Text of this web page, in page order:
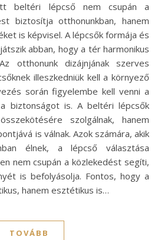
biztosítja otthonunkban, hanem
is képvisel. A lépcsők formája és
abban, hogy a tér harmonikus
otthonunk dizájnjának szerves
illeszkedniük kell a környező
során figyelembe kell venni a
biztonságot is. A beltéri lépcsők
szolgálnak, hanem
is válnak. Azok számára, akik
élnek, a lépcső választása
nem csupán a közlekedést segíti,
is befolyásolja. Fontos, hogy a
hanem esztétikus is…
TOVÁBB